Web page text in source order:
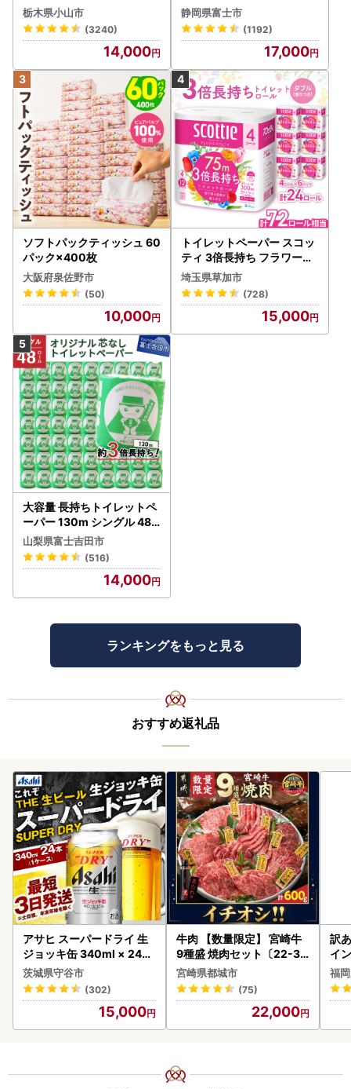
(5個入り×12セット)【配送
不可地域：離島・沖縄県】
【1256759】
栃木県小山市
(3240)
14,000
1-012]
静岡県富士市
(1192)
17,000
ソフトパックティッシュ 60
パック×400枚
大阪府泉佐野市
(50)
10,000
トイレットペーパー スコッ
ティ 3倍長持ち フラワーパ
ック 4ロール×6P
埼玉県草加市
(728)
15,000
大容量 長持ちトイレットペ
ーパー 130m シングル 48R
芯なし 3倍巻 トイレット
山梨県富士吉田市
(516)
14,000
ランキングをもっと見る
おすすめ返礼品
アサヒ スーパードライ 生
ジョッキ缶 340ml × 24本
(1ケース) ＜茨城工場＞ 缶
ビール お酒 Asahi 守谷市
茨城県守谷市
(302)
15,000
牛肉 【数量限定】 宮崎牛
9種盛 焼肉セット〔22-31
-006-600g〕都城 イチオ
シ!! 牛肉
宮崎県都城市
(75)
22,000
訳
イ
福